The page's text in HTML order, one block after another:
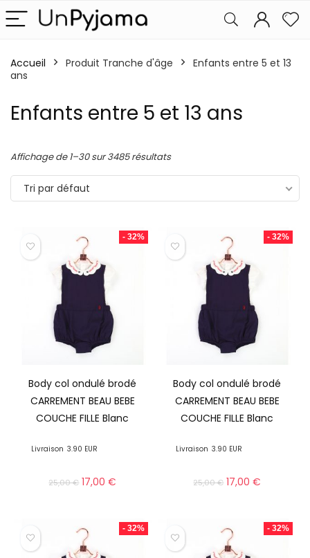
Accueil Produit Tranche d'âge
Enfants entre 5 et 13
ans
Enfants entre 5 et 13 ans
Affichage de 1–30 sur 3485 résultats
Tri par défaut
- 32%
Body col ondulé brodé
CARREMENT BEAU BEBE
COUCHE FILLE Blanc
Livraison 3.90 EUR
25,00€ 17,00€
- 32%
Body col ondulé brodé
CARREMENT BEAU BEBE
COUCHE FILLE Blanc
Livraison 3.90 EUR
25,00€ 17,00€
- 32% - 32%